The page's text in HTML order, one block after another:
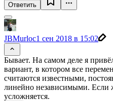
Ответить
JBMurloc1 сен 2018 в 15:02
Бывает. На самом деле я
вариант, в котором все
считаются известными,
линейно независимыми. Если
усложняется.